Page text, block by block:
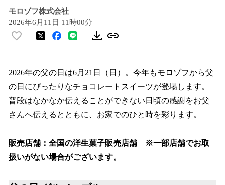
モロゾフ株式会社
2026年6月11日 11時00分
い
！
数
を
読
み
中
で
2026年の父の日は6月21日（日）。今年もモロゾフから父
の日にぴったりなチョコレートスイーツが登場します。
普段はなかなか伝えることができない日頃の感謝をお父
さんへ伝えるとともに、お家でのひと時を彩ります。
販売店舗：全国の洋生菓子販売店舗 ※一部店舗でお取
扱いがない場合がございます。